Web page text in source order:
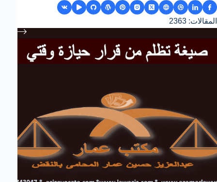
المقالات: 2363